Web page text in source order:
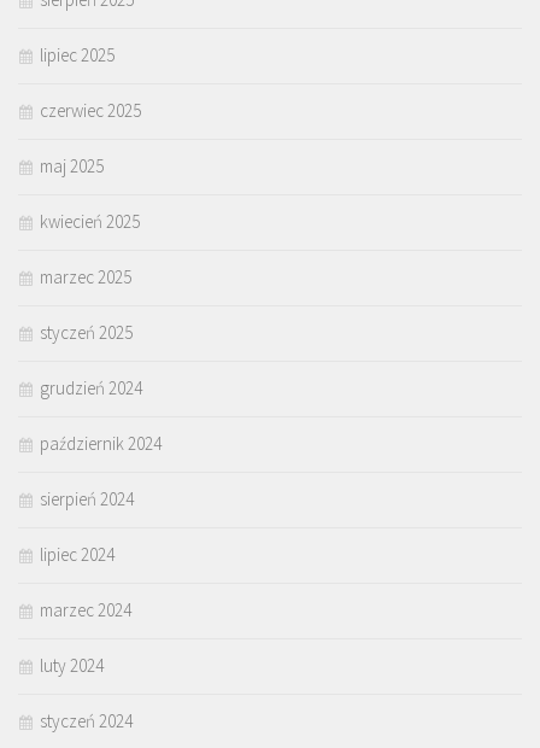
lipiec 2025
czerwiec 2025
maj 2025
kwiecień 2025
marzec 2025
styczeń 2025
grudzień 2024
październik 2024
sierpień 2024
lipiec 2024
marzec 2024
luty 2024
styczeń 2024